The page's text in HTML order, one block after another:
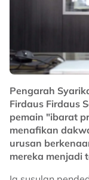
No node context
Related
#liga super
Pengarah
Firdaus Firdaus
pemain "ibarat
menafikan
urusan
mereka menjadi